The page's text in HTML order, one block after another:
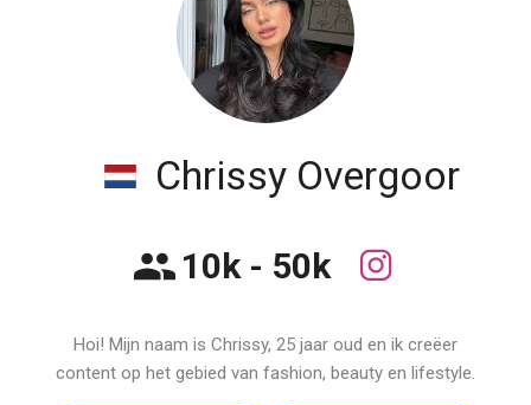
Chrissy Overgoor
10k - 50k
Hoi! Mijn naam is Chrissy, 25 jaar oud en ik creëer
content op het gebied van fashion, beauty en lifestyle.